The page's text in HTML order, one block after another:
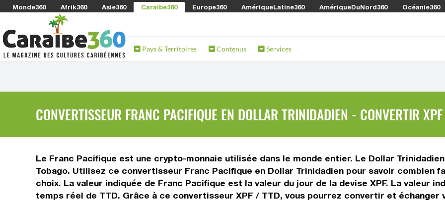
Monde360 Afrik360 Asie360 Caraibe360 Europe360 AmériqueLatine360 AmériqueDuNord360 Océanie360
Pays & Territoires Contenus Services
CONVERTISSEUR FRANC PACIFIQUE EN DOLLAR TRINIDADIEN - CONVERTIR
Le Franc Pacifique est une crypto-monnaie utilisée dans le monde entier. Le Dollar
Tobago. Utilisez ce convertisseur Franc Pacifique en Dollar Trinidadien pour savoir combien
choix. La valeur indiquée de Franc Pacifique est la valeur du jour de la devise XPF. La valeur
temps réel de TTD. Grâce à ce convertisseur XPF / TTD, vous pourrez convertir et